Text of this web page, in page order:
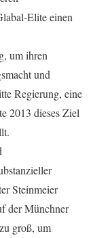
Elite einen
um ihren
und
Regierung, eine
2013 dieses Ziel
Steinmeier
der Münchner
groß, um